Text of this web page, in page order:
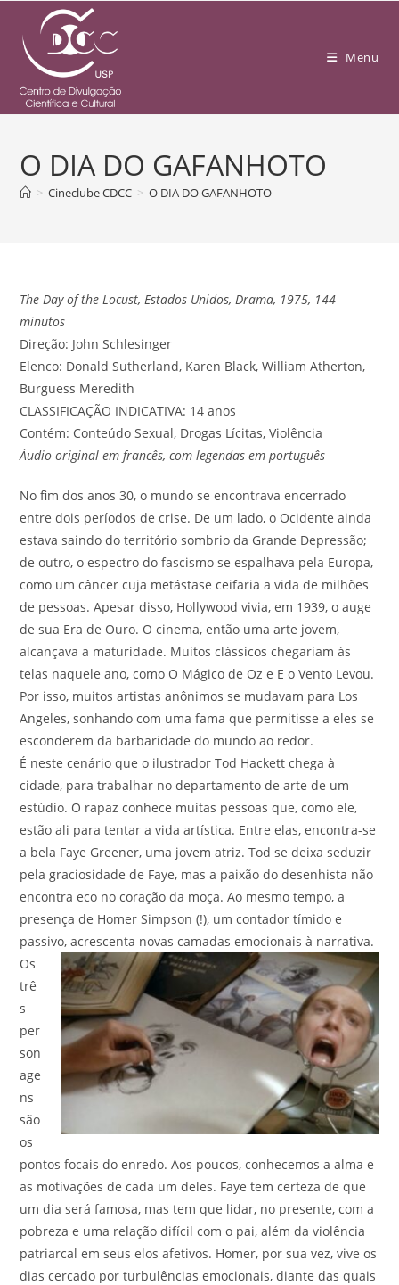
Menu
O DIA DO GAFANHOTO
> Cineclube CDCC > O DIA DO GAFANHOTO
The Day of the Locust, Estados Unidos, Drama, 1975, 144
minutos
Direção: John Schlesinger
Elenco: Donald Sutherland, Karen Black, William Atherton,
Burguess Meredith
CLASSIFICAÇÃO INDICATIVA: 14 anos
Contém: Conteúdo Sexual, Drogas Lícitas, Violência
Áudio original em francês, com legendas em português
No fim dos anos 30, o mundo se encontrava encerrado
entre dois períodos de crise. De um lado, o Ocidente ainda
estava saindo do território sombrio da Grande Depressão;
de outro, o espectro do fascismo se espalhava pela Europa,
como um câncer cuja metástase ceifaria a vida de milhões
de pessoas. Apesar disso, Hollywood vivia, em 1939, o auge
de sua Era de Ouro. O cinema, então uma arte jovem,
alcançava a maturidade. Muitos clássicos chegariam às
telas naquele ano, como O Mágico de Oz e E o Vento Levou.
Por isso, muitos artistas anônimos se mudavam para Los
Angeles, sonhando com uma fama que permitisse a eles se
esconderem da barbaridade do mundo ao redor.
É neste cenário que o ilustrador Tod Hackett chega à
cidade, para trabalhar no departamento de arte de um
estúdio. O rapaz conhece muitas pessoas que, como ele,
estão ali para tentar a vida artística. Entre elas, encontra-se
a bela Faye Greener, uma jovem atriz. Tod se deixa seduzir
pela graciosidade de Faye, mas a paixão do desenhista não
encontra eco no coração da moça. Ao mesmo tempo, a
presença de Homer Simpson (!), um contador tímido e
passivo, acrescenta novas camadas emocionais à narrativa.
Os
trê
s
per
son
age
ns
são
os
pontos focais do enredo. Aos poucos, conhecemos a alma e
as motivações de cada um deles. Faye tem certeza de que
um dia será famosa, mas tem que lidar, no presente, com a
pobreza e uma relação difícil com o pai, além da violência
patriarcal em seus elos afetivos. Homer, por sua vez, vive os
dias cercado por turbulências emocionais, diante das quais